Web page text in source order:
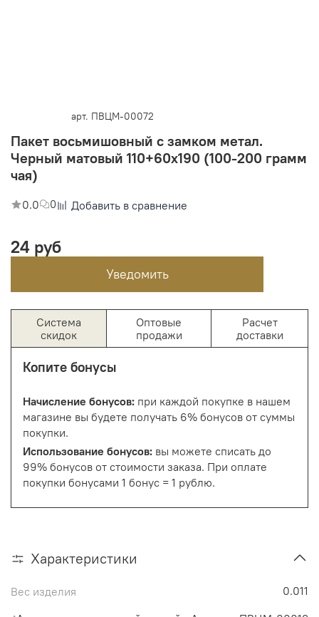
арт. ПВЦМ-00072
Пакет восьмишовный с замком метал.
Черный матовый 110+60х190 (100-200 грамм
чая)
0.0 0 Добавить в сравнение
24 руб
Уведомить
Система
скидок
Оптовые
продажи
Расчет
доставки
Копите бонусы
Начисление бонусов: при каждой покупке в нашем
магазине вы будете получать 6% бонусов от суммы
покупки.
Использование бонусов: вы можете списать до
99% бонусов от стоимости заказа. При оплате
покупки бонусами 1 бонус = 1 рублю.
Характеристики
Вес изделия
0.011